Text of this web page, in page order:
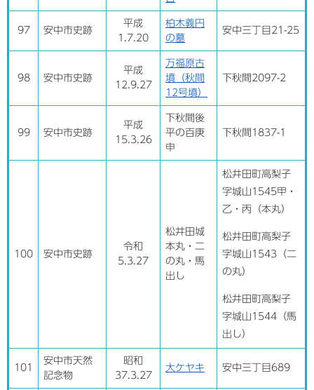
97 安中市史跡
平成
1.7.20
柏木義円
の墓
安中三丁目21-25
98 安中市史跡
平成
12.9.27
万福原古
墳（秋間
12号墳）
下秋間2097-2
99 安中市史跡
平成
15.3.26
下秋間後
平の百庚
申
下秋間1837-1
100 安中市史跡
令和
5.3.27
松井田城
本丸・二
の丸・馬
出し
松井田町高梨子
字城山1545甲・
乙・丙（本丸）
松井田町高梨子
字城山1543（二
の丸）
松井田町高梨子
字城山1544（馬
出し）
101
安中市天然
記念物
昭和
37.3.27
大ケヤキ 安中三丁目689